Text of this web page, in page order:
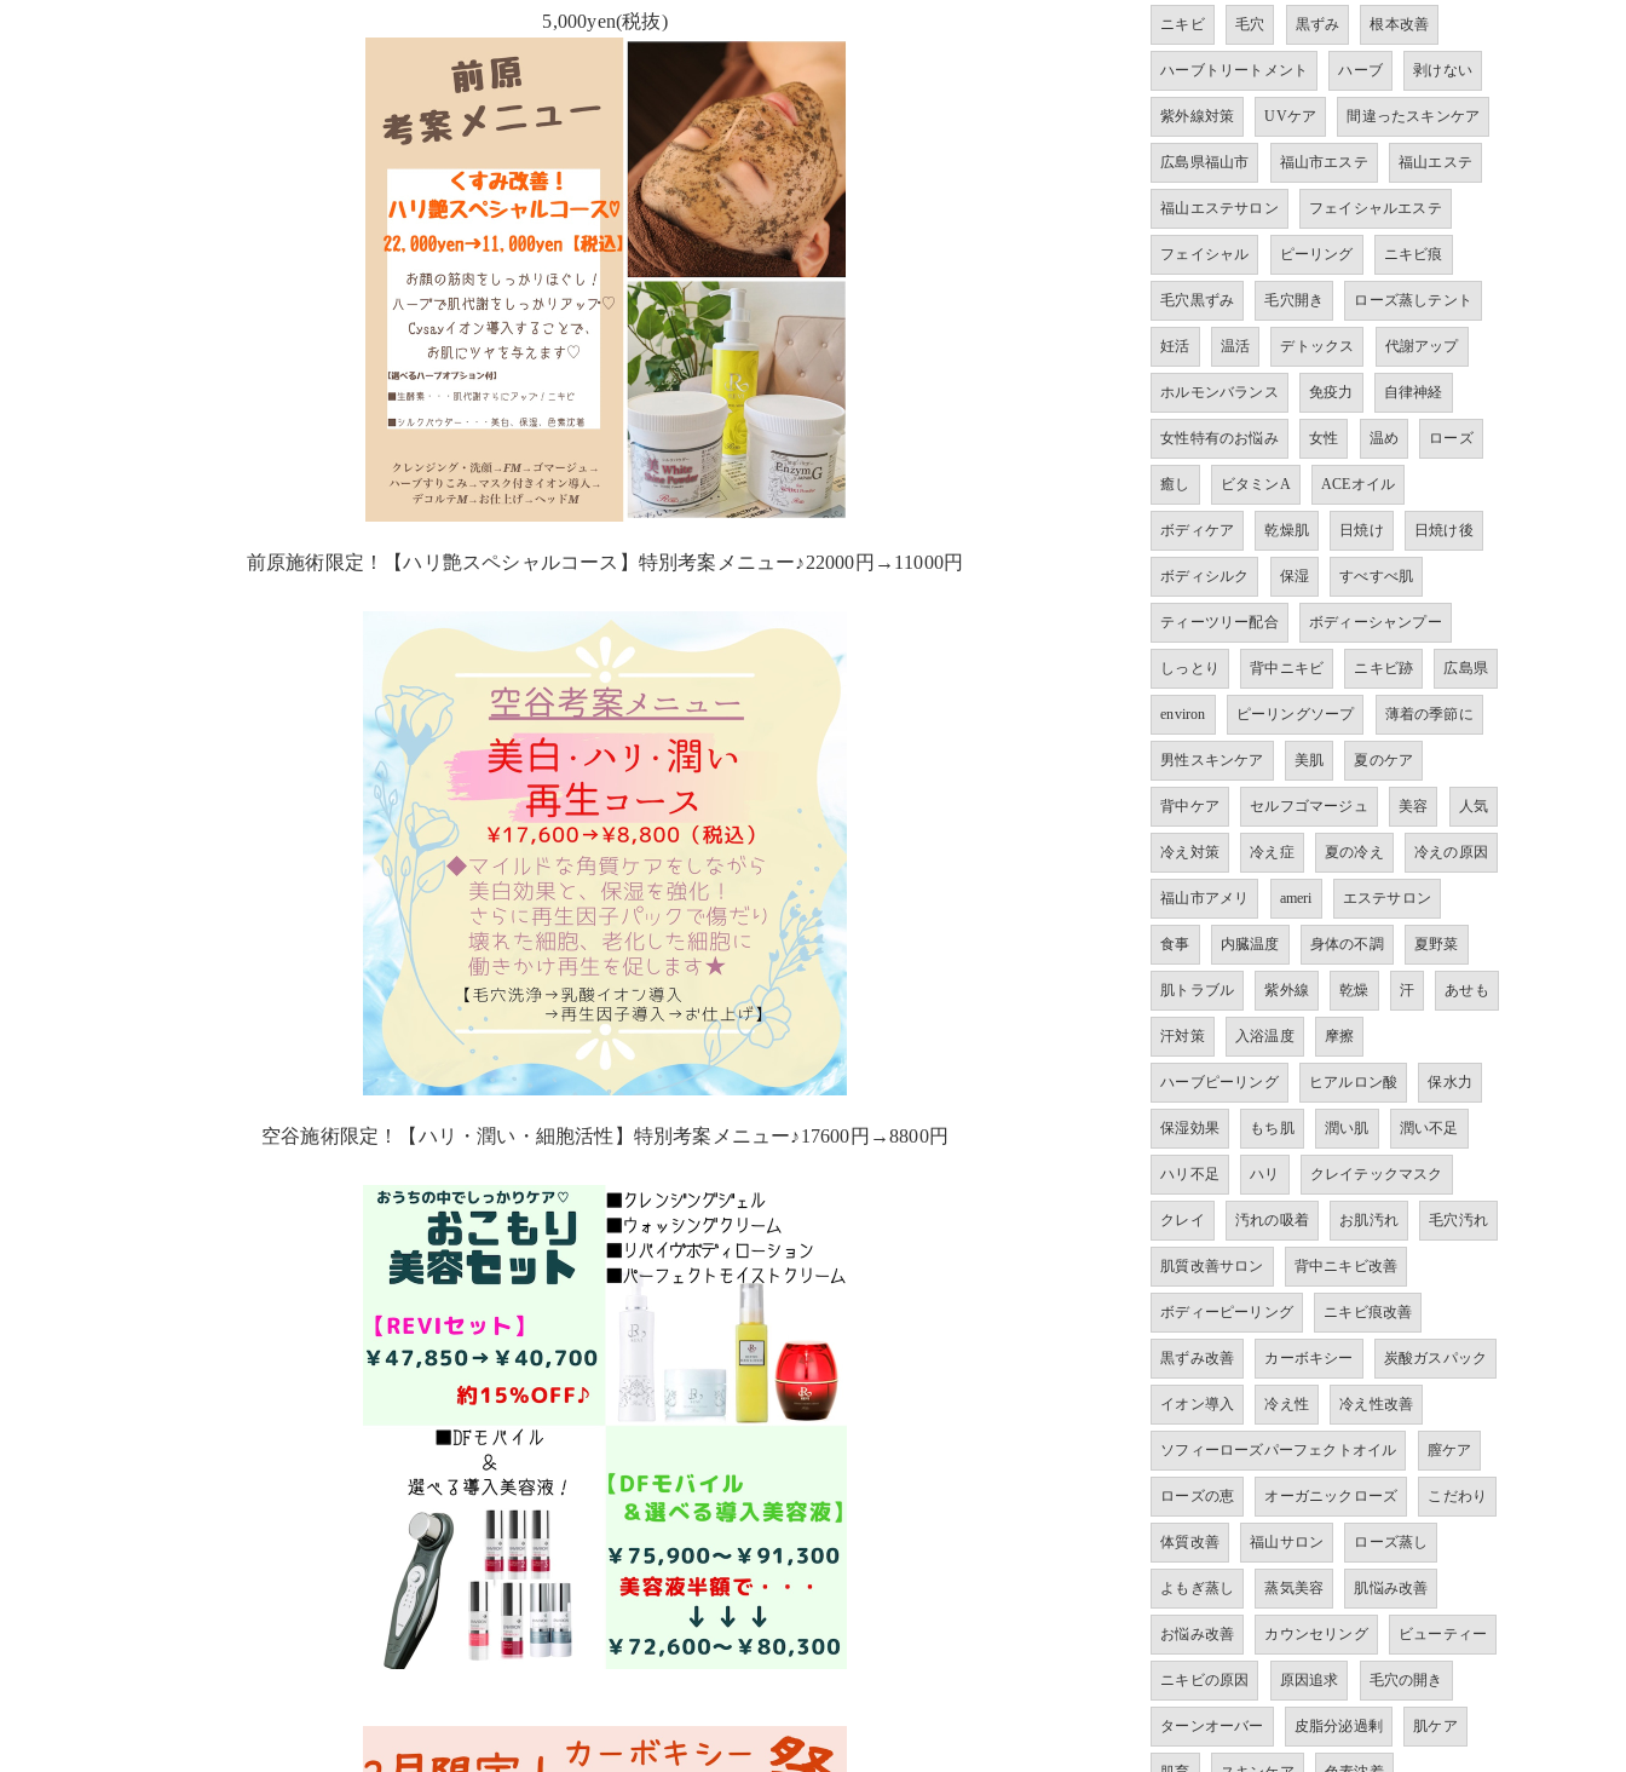
5,000yen(税抜)
前原施術限定！【ハリ艶スペシャルコース】特別考案メニュー♪22000円→11000円
空谷施術限定！【ハリ・潤い・細胞活性】特別考案メニュー♪17600円→8800円
ニキビ 毛穴 黒ずみ 根本改善
ハーブトリートメント ハーブ 剥けない
紫外線対策 UVケア 間違ったスキンケア
広島県福山市 福山市エステ 福山エステ
福山エステサロン フェイシャルエステ
フェイシャル ピーリング ニキビ痕
毛穴黒ずみ 毛穴開き ローズ蒸しテント
妊活 温活 デトックス 代謝アップ
ホルモンバランス 免疫力 自律神経
女性特有のお悩み 女性 温め ローズ
癒し ビタミンA ACEオイル
ボディケア 乾燥肌 日焼け 日焼け後
ボディシルク 保湿 すべすべ肌
ティーツリー配合 ボディーシャンプー
しっとり 背中ニキビ ニキビ跡 広島県
environ ピーリングソープ 薄着の季節に
男性スキンケア 美肌 夏のケア
背中ケア セルフゴマージュ 美容 人気
冷え対策 冷え症 夏の冷え 冷えの原因
福山市アメリ ameri エステサロン
食事 内臓温度 身体の不調 夏野菜
肌トラブル 紫外線 乾燥 汗 あせも
汗対策 入浴温度 摩擦
ハーブピーリング ヒアルロン酸 保水力
保湿効果 もち肌 潤い肌 潤い不足
ハリ不足 ハリ クレイテックマスク
クレイ 汚れの吸着 お肌汚れ 毛穴汚れ
肌質改善サロン 背中ニキビ改善
ボディーピーリング ニキビ痕改善
黒ずみ改善 カーボキシー 炭酸ガスパック
イオン導入 冷え性 冷え性改善
ソフィーローズパーフェクトオイル 膣ケア
ローズの恵 オーガニックローズ こだわり
体質改善 福山サロン ローズ蒸し
よもぎ蒸し 蒸気美容 肌悩み改善
お悩み改善 カウンセリング ビューティー
ニキビの原因 原因追求 毛穴の開き
ターンオーバー 皮脂分泌過剰 肌ケア